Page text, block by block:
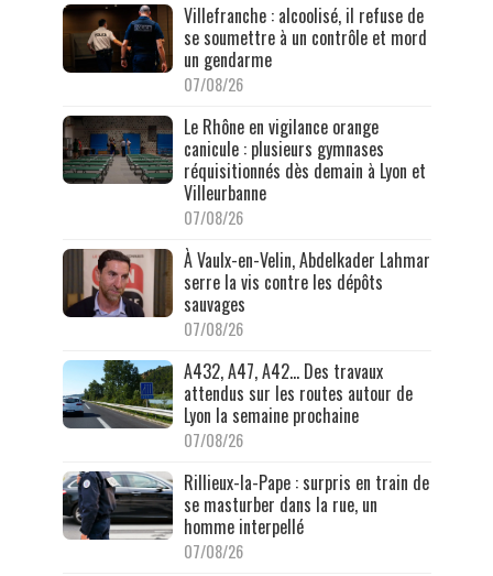
Villefranche : alcoolisé, il refuse de
se soumettre à un contrôle et mord
un gendarme
07/08/26
Le Rhône en vigilance orange
canicule : plusieurs gymnases
réquisitionnés dès demain à Lyon et
Villeurbanne
07/08/26
À Vaulx-en-Velin, Abdelkader Lahmar
serre la vis contre les dépôts
sauvages
07/08/26
A432, A47, A42… Des travaux
attendus sur les routes autour de
Lyon la semaine prochaine
07/08/26
Rillieux-la-Pape : surpris en train de
se masturber dans la rue, un
homme interpellé
07/08/26